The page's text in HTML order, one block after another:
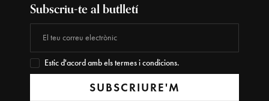
Subscriu-te al butlletí
Estic d'acord amb els termes i condicions.
SUBSCRIURE'M